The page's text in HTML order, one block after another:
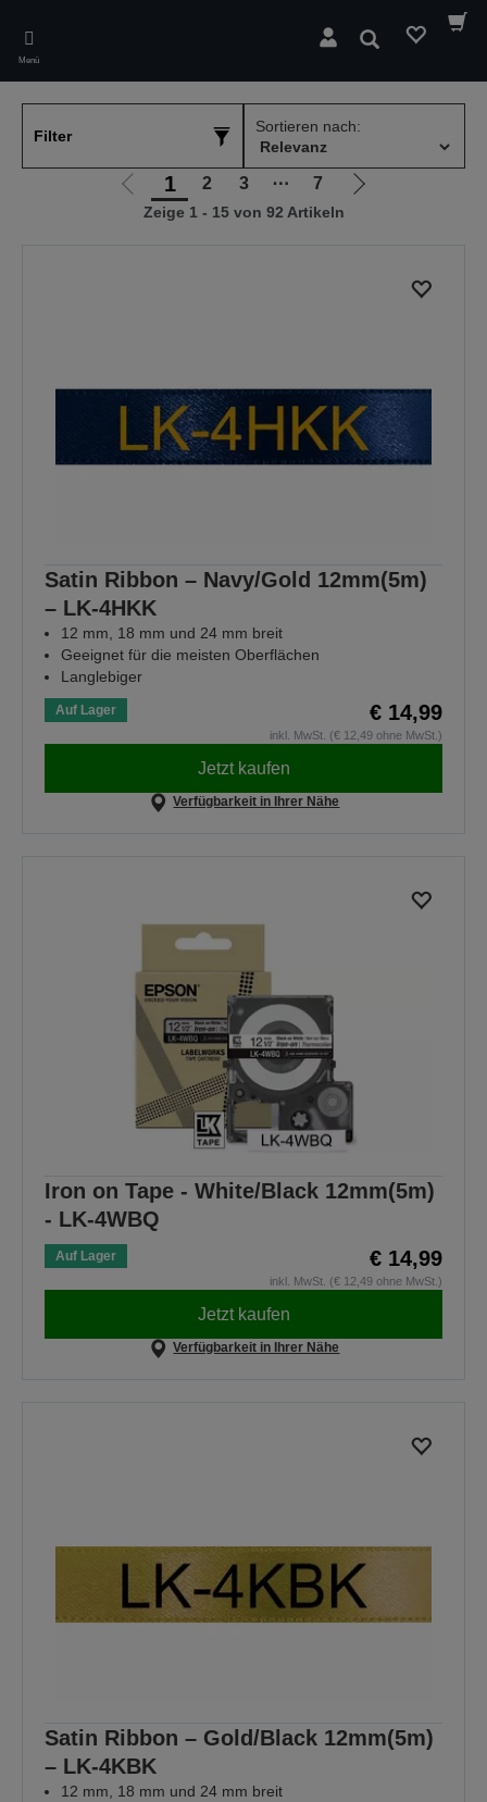
main
content
Menü
Suchen
Filter
Sortieren nach:
Zur
vorherigen
1 2 3 ⋯ 7
Zur
Zeige 1 - 15 von 92 Artikeln
Satin Ribbon – Navy/Gold 12mm(5m)
– LK-4HKK
12 mm, 18 mm und 24 mm breit
Geeignet für die meisten Oberflächen
Langlebiger
Auf Lager € 14,99
inkl. MwSt. (€ 12,49 ohne MwSt.)
Jetzt kaufen
Verfügbarkeit in Ihrer Nähe
Iron on Tape - White/Black 12mm(5m)
- LK-4WBQ
Auf Lager € 14,99
inkl. MwSt. (€ 12,49 ohne MwSt.)
Jetzt kaufen
Verfügbarkeit in Ihrer Nähe
Satin Ribbon – Gold/Black 12mm(5m)
– LK-4KBK
12 mm, 18 mm und 24 mm breit